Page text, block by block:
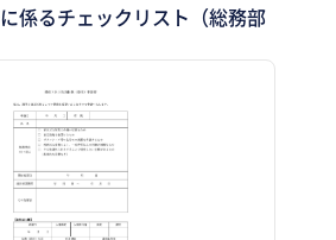
係るチェックリスト（総務部